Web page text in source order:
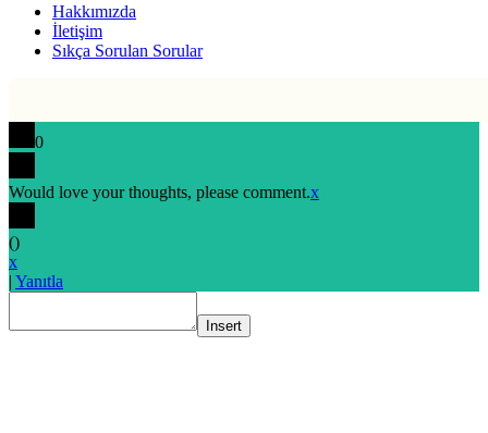
Hakkımızda
İletişim
Sıkça Sorulan Sorular
0
Would love your thoughts, please comment.x
()
x
| Yanıtla
Insert